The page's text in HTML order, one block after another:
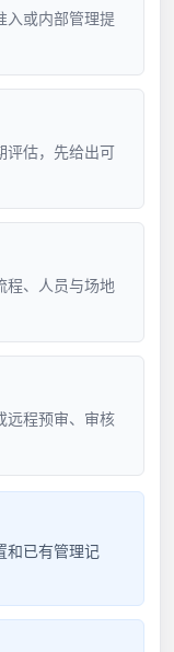
入或内部管理提
评估，先给出可
程、人员与场地
远程预审、审核
和已有管理记